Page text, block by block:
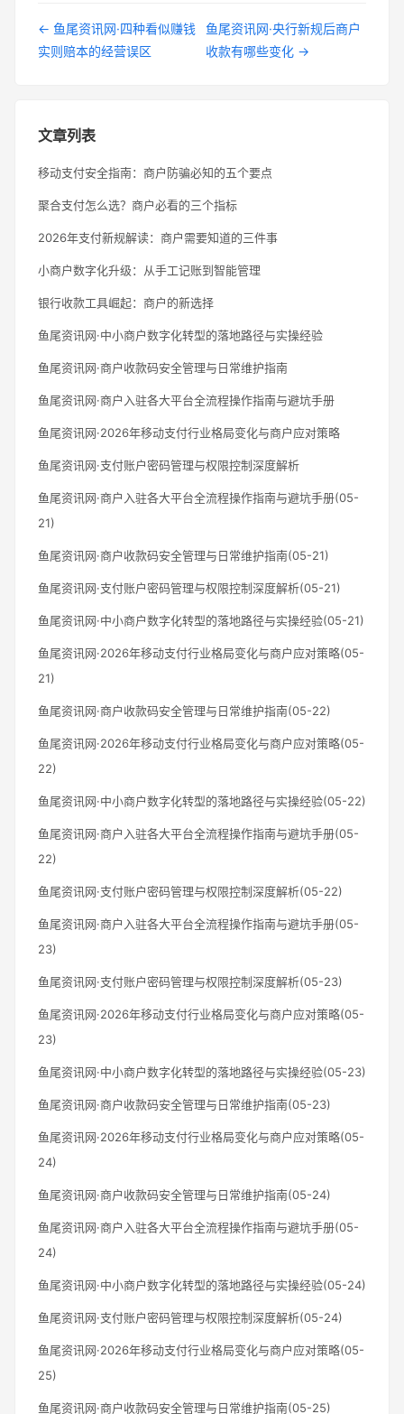
← 鱼尾资讯网·四种看似赚钱
实则赔本的经营误区
鱼尾资讯网·央行新规后商户
收款有哪些变化 →
文章列表
移动支付安全指南：商户防骗必知的五个要点
聚合支付怎么选？商户必看的三个指标
2026年支付新规解读：商户需要知道的三件事
小商户数字化升级：从手工记账到智能管理
银行收款工具崛起：商户的新选择
鱼尾资讯网·中小商户数字化转型的落地路径与实操经验
鱼尾资讯网·商户收款码安全管理与日常维护指南
鱼尾资讯网·商户入驻各大平台全流程操作指南与避坑手册
鱼尾资讯网·2026年移动支付行业格局变化与商户应对策略
鱼尾资讯网·支付账户密码管理与权限控制深度解析
鱼尾资讯网·商户入驻各大平台全流程操作指南与避坑手册(05-
21)
鱼尾资讯网·商户收款码安全管理与日常维护指南(05-21)
鱼尾资讯网·支付账户密码管理与权限控制深度解析(05-21)
鱼尾资讯网·中小商户数字化转型的落地路径与实操经验(05-21)
鱼尾资讯网·2026年移动支付行业格局变化与商户应对策略(05-
21)
鱼尾资讯网·商户收款码安全管理与日常维护指南(05-22)
鱼尾资讯网·2026年移动支付行业格局变化与商户应对策略(05-
22)
鱼尾资讯网·中小商户数字化转型的落地路径与实操经验(05-22)
鱼尾资讯网·商户入驻各大平台全流程操作指南与避坑手册(05-
22)
鱼尾资讯网·支付账户密码管理与权限控制深度解析(05-22)
鱼尾资讯网·商户入驻各大平台全流程操作指南与避坑手册(05-
23)
鱼尾资讯网·支付账户密码管理与权限控制深度解析(05-23)
鱼尾资讯网·2026年移动支付行业格局变化与商户应对策略(05-
23)
鱼尾资讯网·中小商户数字化转型的落地路径与实操经验(05-23)
鱼尾资讯网·商户收款码安全管理与日常维护指南(05-23)
鱼尾资讯网·2026年移动支付行业格局变化与商户应对策略(05-
24)
鱼尾资讯网·商户收款码安全管理与日常维护指南(05-24)
鱼尾资讯网·商户入驻各大平台全流程操作指南与避坑手册(05-
24)
鱼尾资讯网·中小商户数字化转型的落地路径与实操经验(05-24)
鱼尾资讯网·支付账户密码管理与权限控制深度解析(05-24)
鱼尾资讯网·2026年移动支付行业格局变化与商户应对策略(05-
25)
鱼尾资讯网·商户收款码安全管理与日常维护指南(05-25)